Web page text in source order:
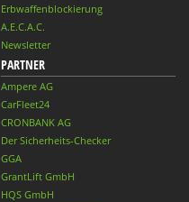
Erbwaffenblockierung
A.E.C.A.C.
Newsletter
PARTNER
Ampere AG
CarFleet24
CRONBANK AG
Der Sicherheits-Checker
GGA
GrantLift GmbH
HQS GmbH